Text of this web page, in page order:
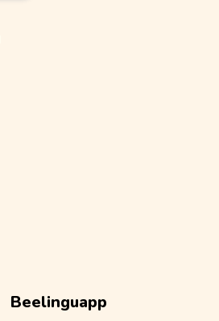
Beelinguapp